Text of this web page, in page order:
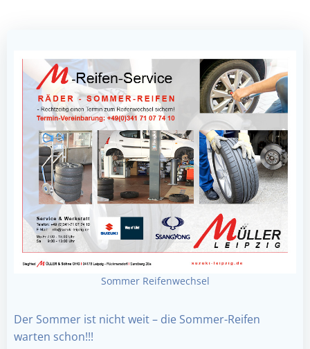
Sommer Reifenwechsel
Der Sommer ist nicht weit – die Sommer-Reifen
warten schon!!!